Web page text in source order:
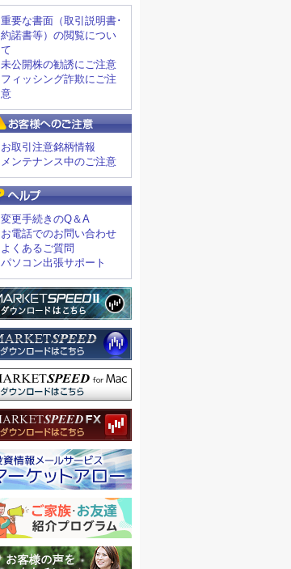
重要な書面（取引説明書･
約諾書等）の閲覧につい
て
未公開株の勧誘にご注意
フィッシング詐欺にご注
意
お取引注意銘柄情報
メンテナンス中のご注意
変更手続きのQ＆A
お電話でのお問い合わせ
よくあるご質問
パソコン出張サポート